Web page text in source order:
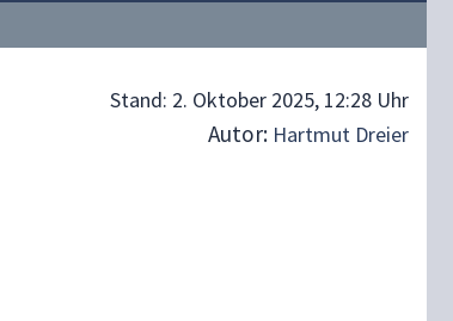
Stand: 2. Oktober 2025, 12:28 Uhr
Autor: Hartmut Dreier